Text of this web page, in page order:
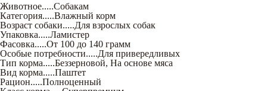
Животное.....Собакам
Категория.....Влажный корм
Возраст собаки.....Для взрослых собак
Упаковка.....Ламистер
Фасовка.....От 100 до 140 грамм
Особые потребности.....Для привередливых
Тип корма.....Беззерновой, На основе мяса
Вид корма.....Паштет
Рацион.....Полноценный